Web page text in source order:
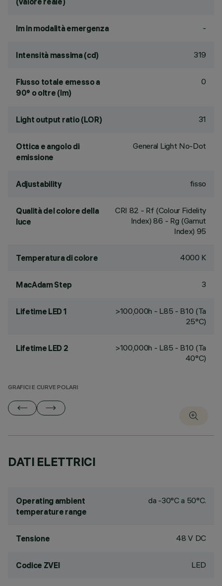
lm in modalità emergenza -
Intensità massima (cd) 319
Flusso totale emesso a
90° o oltre (lm)
0
Light output ratio (LOR) 31
Ottica e angolo di
emissione
General Light No-Dot
Adjustability fisso
Qualità del colore della
luce
CRI 82 - Rf (Colour Fidelity
Index) 86 - Rg (Gamut
Index) 95
Temperatura di colore 4000 K
MacAdam Step 3
Lifetime LED 1
>100,000h - L85 - B10 (Ta
25°C)
Lifetime LED 2
>100,000h - L85 - B10 (Ta
40°C)
GRAFICI E CURVE POLARI
DATI ELETTRICI
Operating ambient
temperature range
da -30°C a 50°C.
Tensione 48 V DC
Codice ZVEI LED